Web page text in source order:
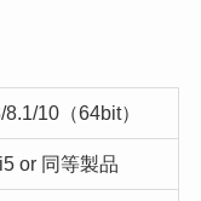
10（64bit）
or 同等製品